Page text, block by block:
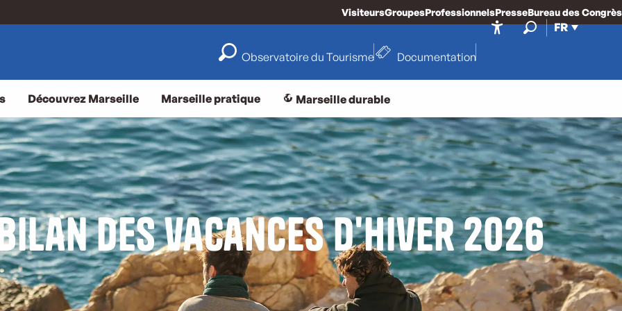
FR
VisiteursGroupesProfessionnelsPresseBureau des Congrès
Observatoire du Tourisme Documentation
Découvrez Marseille Marseille pratique Marseille durable
des vacances d'Hiver 2026